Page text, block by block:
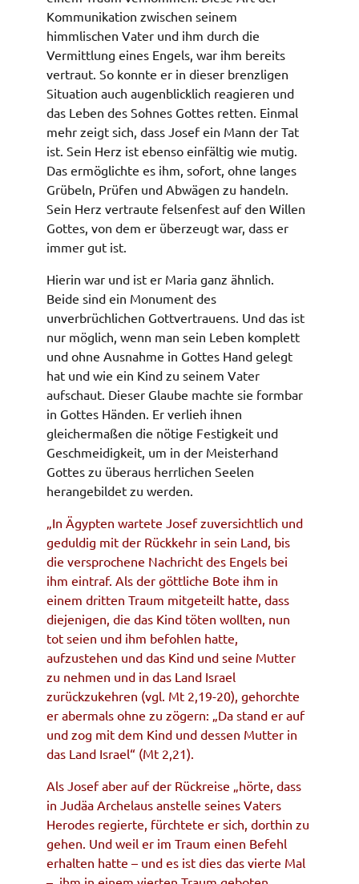
Kommunikation zwischen seinem
himmlischen Vater und ihm durch die
Vermittlung eines Engels, war ihm bereits
vertraut. So konnte er in dieser brenzligen
Situation auch augenblicklich reagieren und
das Leben des Sohnes Gottes retten. Einmal
mehr zeigt sich, dass Josef ein Mann der Tat
ist. Sein Herz ist ebenso einfältig wie mutig.
Das ermöglichte es ihm, sofort, ohne langes
Grübeln, Prüfen und Abwägen zu handeln.
Sein Herz vertraute felsenfest auf den Willen
Gottes, von dem er überzeugt war, dass er
immer gut ist.
Hierin war und ist er Maria ganz ähnlich.
Beide sind ein Monument des
unverbrüchlichen Gottvertrauens. Und das ist
nur möglich, wenn man sein Leben komplett
und ohne Ausnahme in Gottes Hand gelegt
hat und wie ein Kind zu seinem Vater
aufschaut. Dieser Glaube machte sie formbar
in Gottes Händen. Er verlieh ihnen
gleichermaßen die nötige Festigkeit und
Geschmeidigkeit, um in der Meisterhand
Gottes zu überaus herrlichen Seelen
herangebildet zu werden.
„In Ägypten wartete Josef zuversichtlich und
geduldig mit der Rückkehr in sein Land, bis
die versprochene Nachricht des Engels bei
ihm eintraf. Als der göttliche Bote ihm in
einem dritten Traum mitgeteilt hatte, dass
diejenigen, die das Kind töten wollten, nun
tot seien und ihm befohlen hatte,
aufzustehen und das Kind und seine Mutter
zu nehmen und in das Land Israel
zurückzukehren (vgl. Mt 2,19-20), gehorchte
er abermals ohne zu zögern: „Da stand er auf
und zog mit dem Kind und dessen Mutter in
das Land Israel“ (Mt 2,21).
Als Josef aber auf der Rückreise „hörte, dass
in Judäa Archelaus anstelle seines Vaters
Herodes regierte, fürchtete er sich, dorthin zu
gehen. Und weil er im Traum einen Befehl
erhalten hatte – und es ist dies das vierte Mal